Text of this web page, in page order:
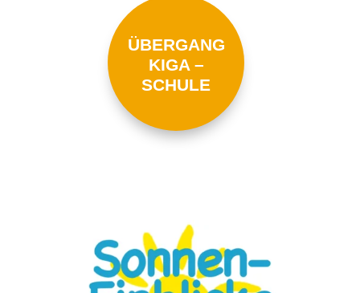
ÜBERGANG
KIGA –
SCHULE